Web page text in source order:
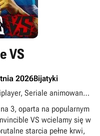
VS
2026Bijatyki
Seriale animowane,
Xbox Play
3, oparta na popularnym
VS wcielamy się w
starcia pełne krwi,